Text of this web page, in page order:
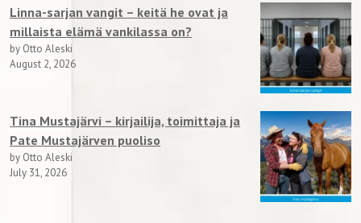
Linna-sarjan vangit – keitä he ovat ja
millaista elämä vankilassa on?
by Otto Aleski
August 2, 2026
Tina Mustajärvi – kirjailija, toimittaja ja
Pate Mustajärven puoliso
by Otto Aleski
July 31, 2026